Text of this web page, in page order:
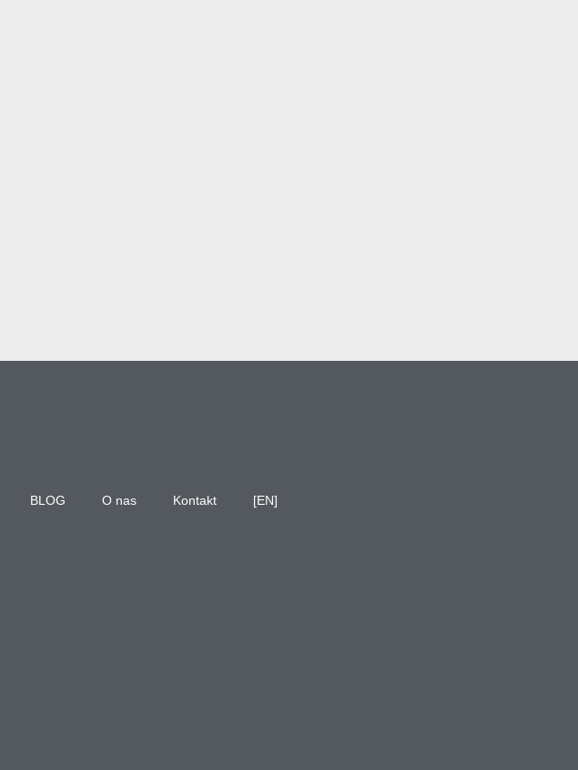
BLOG O nas Kontakt [EN]